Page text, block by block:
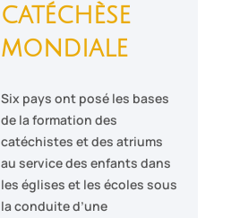
catéchèse
mondiale
Six pays ont posé les bases
de la formation des
catéchistes et des atriums
au service des enfants dans
les églises et les écoles sous
la conduite d’une